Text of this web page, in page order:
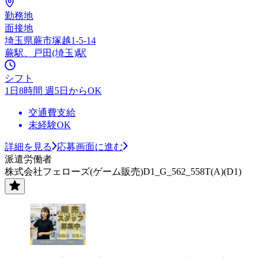
勤務地
面接地
埼玉県蕨市塚越1-5-14
蕨駅、戸田(埼玉)駅
シフト
1日8時間 週5日からOK
交通費支給
未経験OK
詳細を見る
応募画面に進む
派遣労働者
株式会社フェローズ(ゲーム販売)D1_G_562_558T(A)(D1)